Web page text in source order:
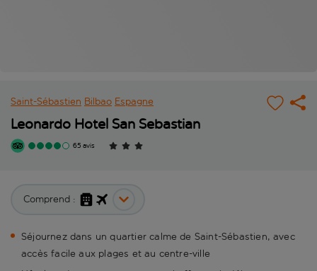
Saint-Sébastien Bilbao Espagne
Leonardo Hotel San Sebastian
65 avis
Comprend :
Séjournez dans un quartier calme de Saint-Sébastien, avec
accès facile aux plages et au centre-ville